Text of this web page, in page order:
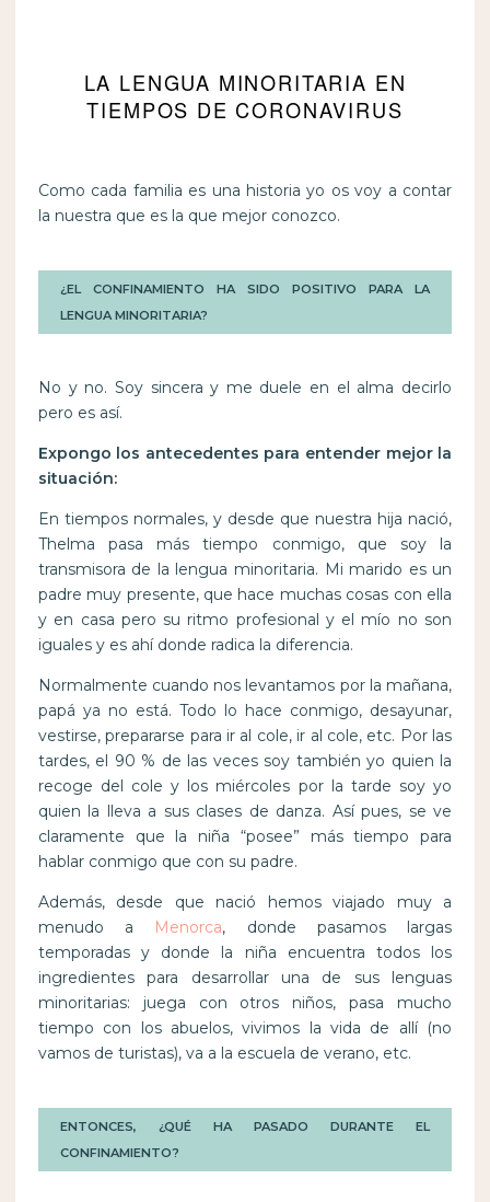
LA LENGUA MINORITARIA EN
TIEMPOS DE CORONAVIRUS
Como cada familia es una historia yo os voy a contar
la nuestra que es la que mejor conozco.
¿EL CONFINAMIENTO HA SIDO POSITIVO PARA LA
LENGUA MINORITARIA?
No y no. Soy sincera y me duele en el alma decirlo
pero es así.
Expongo los antecedentes para entender mejor la
situación:
En tiempos normales, y desde que nuestra hija nació,
Thelma pasa más tiempo conmigo, que soy la
transmisora de la lengua minoritaria. Mi marido es un
padre muy presente, que hace muchas cosas con ella
y en casa pero su ritmo profesional y el mío no son
iguales y es ahí donde radica la diferencia.
Normalmente cuando nos levantamos por la mañana,
papá ya no está. Todo lo hace conmigo, desayunar,
vestirse, prepararse para ir al cole, ir al cole, etc. Por las
tardes, el 90 % de las veces soy también yo quien la
recoge del cole y los miércoles por la tarde soy yo
quien la lleva a sus clases de danza. Así pues, se ve
claramente que la niña “posee” más tiempo para
hablar conmigo que con su padre.
Además, desde que nació hemos viajado muy a
menudo a Menorca, donde pasamos largas
temporadas y donde la niña encuentra todos los
ingredientes para desarrollar una de sus lenguas
minoritarias: juega con otros niños, pasa mucho
tiempo con los abuelos, vivimos la vida de allí (no
vamos de turistas), va a la escuela de verano, etc.
ENTONCES, ¿QUÉ HA PASADO DURANTE EL
CONFINAMIENTO?